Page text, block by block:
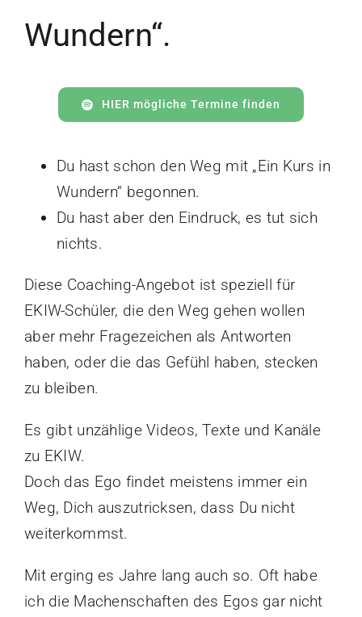
Wundern“.
HIER mögliche Termine finden
Du hast schon den Weg mit „Ein Kurs in
Wundern“ begonnen.
Du hast aber den Eindruck, es tut sich
nichts.
Diese Coaching-Angebot ist speziell für
EKIW-Schüler, die den Weg gehen wollen
aber mehr Fragezeichen als Antworten
haben, oder die das Gefühl haben, stecken
zu bleiben.
Es gibt unzählige Videos, Texte und Kanäle
zu EKIW.
Doch das Ego findet meistens immer ein
Weg, Dich auszutricksen, dass Du nicht
weiterkommst.
Mit erging es Jahre lang auch so. Oft habe
ich die Machenschaften des Egos gar nicht